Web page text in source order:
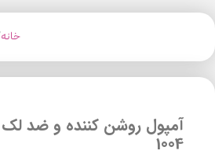
خانه
آمپول روشن کننده و ضد لک
1004